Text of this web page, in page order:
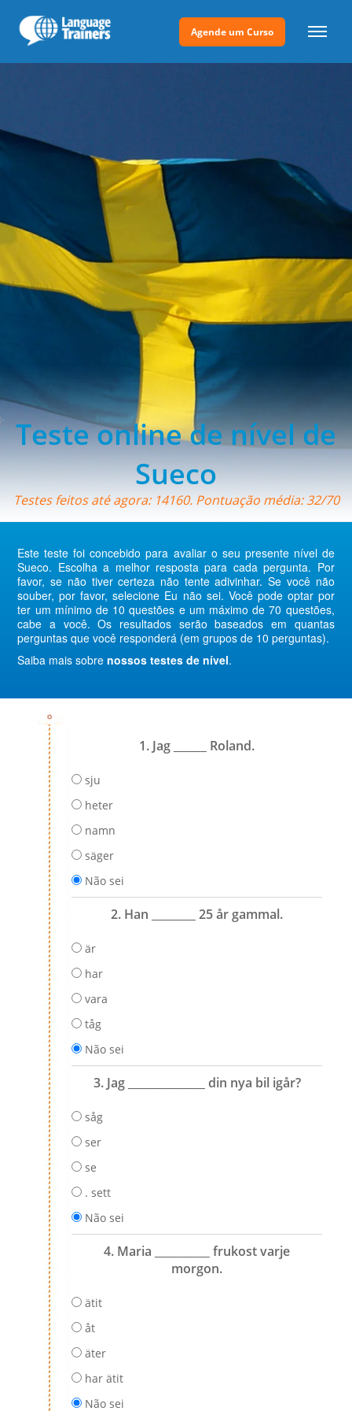
Agende um Curso
Teste online de nível de
Sueco
Testes feitos até agora: 14160. Pontuação média: 32/70
Este teste foi concebido para avaliar o seu presente nível de
Sueco. Escolha a melhor resposta para cada pergunta. Por
favor, se não tiver certeza não tente adivinhar. Se você não
souber, por favor, selecione Eu não sei. Você pode optar por
ter um mínimo de 10 questões e um máximo de 70 questões,
cabe a você. Os resultados serão baseados em quantas
perguntas que você responderá (em grupos de 10 perguntas).
Saiba mais sobrenossos testes de nível.
1. Jag ______ Roland.
sju
heter
namn
säger
Não sei
2. Han ________ 25 år gammal.
är
har
vara
tåg
Não sei
3. Jag ______________ din nya bil igår?
såg
ser
se
. sett
Não sei
4. Maria __________ frukost varje
morgon.
ätit
åt
äter
har ätit
Não sei